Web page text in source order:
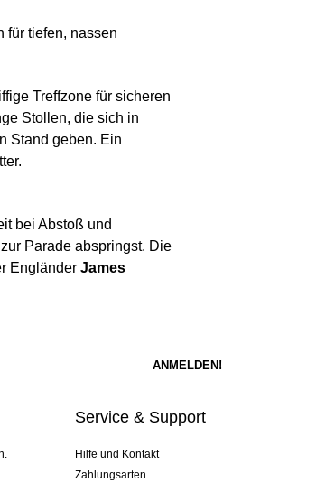
für tiefen, nassen
Treffzone für sicheren
Stollen, die sich in
Stand geben. Ein
bei Abstoß und
Parade abspringst. Die
Engländer James
Service & Support
Hilfe und Kontakt
Zahlungsarten